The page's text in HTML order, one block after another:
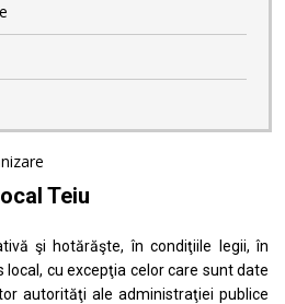
Teiu
şi hotărăşte, în condiţiile legii, în
cu excepţia celor care sunt date
autorităţi ale administraţiei publice